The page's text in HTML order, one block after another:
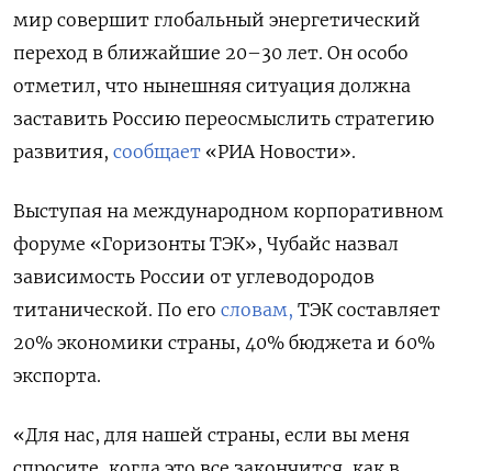
мир совершит глобальный энергетический
переход в ближайшие 20–30 лет. Он особо
отметил, что нынешняя ситуация должна
заставить Россию переосмыслить стратегию
развития, сообщает «РИА Новости».
Выступая на международном корпоративном
форуме «Горизонты ТЭК», Чубайс назвал
зависимость России от углеводородов
титанической. По его словам, ТЭК составляет
20% экономики страны, 40% бюджета и 60%
экспорта.
«Для нас, для нашей страны, если вы меня